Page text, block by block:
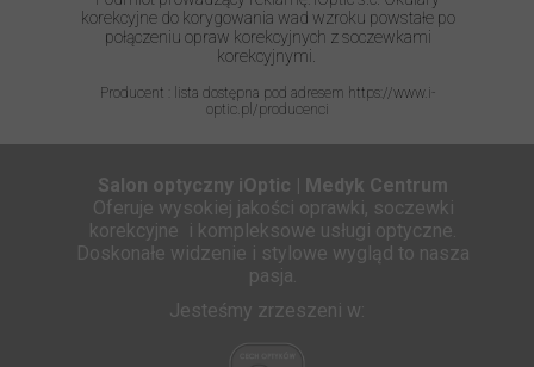
korekcyjne do korygowania wad wzroku powstałe po
połączeniu opraw korekcyjnych z soczewkami
korekcyjnymi.
Producent : lista dostępna pod adresem https://www.i-
optic.pl/producenci
Jesteśmy zrzeszeni w:
Salon optyczny iOptic | Medyk Centrum
Oferuje wysokiej jakości oprawki, soczewki
korekcyjne i kompleksowe usługi optyczne.
Doskonałe widzenie i stylowe wygląd to nasza
pasja.